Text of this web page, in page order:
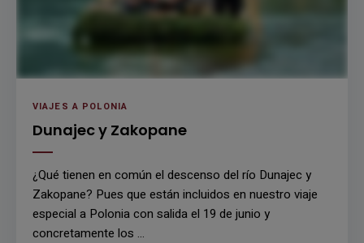
VIAJES A POLONIA
Dunajec y Zakopane
¿Qué tienen en común el descenso del río Dunajec y
Zakopane? Pues que están incluidos en nuestro viaje
especial a Polonia con salida el 19 de junio y
concretamente los …